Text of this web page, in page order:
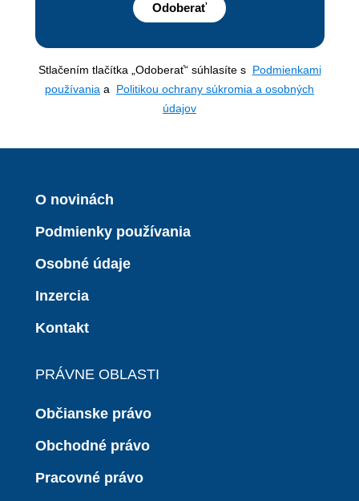
Odoberať
Stlačením tlačítka „Odoberať“ súhlasíte s Podmienkami
používania a Politikou ochrany súkromia a osobných
údajov
O novinách
Podmienky používania
Osobné údaje
Inzercia
Kontakt
PRÁVNE OBLASTI
Občianske právo
Obchodné právo
Pracovné právo